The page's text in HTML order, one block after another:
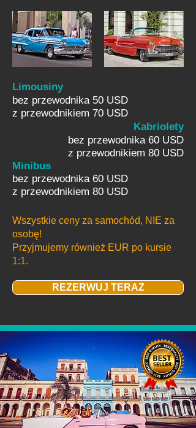
Limousiny
bez przewodnika 50 USD
z przewodnikiem 70 USD
Kabriolety
bez przewodnika 60 USD
z przewodnikiem 80 USD
Minibus
bez przewodnika 60 USD
z przewodnikiem 80 USD
Wszystkie ceny za samochód, NIE za
osobę!
Przyjmujemy również EUR po kursie
1:1.
REZERWUJ TERAZ